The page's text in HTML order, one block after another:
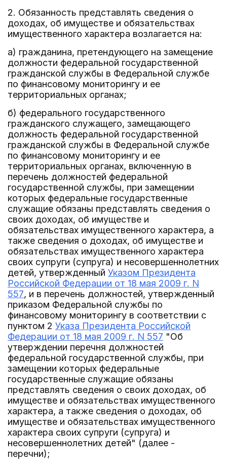
2. Обязанность представлять сведения о
доходах, об имуществе и обязательствах
имущественного характера возлагается на:
а) гражданина, претендующего на замещение
должности федеральной государственной
гражданской службы в Федеральной службе
по финансовому мониторингу и ее
территориальных органах;
б) федерального государственного
гражданского служащего, замещающего
должность федеральной государственной
гражданской службы в Федеральной службе
по финансовому мониторингу и ее
территориальных органах, включенную в
перечень должностей федеральной
государственной службы, при замещении
которых федеральные государственные
служащие обязаны представлять сведения о
своих доходах, об имуществе и
обязательствах имущественного характера, а
также сведения о доходах, об имуществе и
обязательствах имущественного характера
своих супруги (супруга) и несовершеннолетних
детей, утвержденный Указом Президента
Российской Федерации от 18 мая 2009 г. N
557, и в перечень должностей, утвержденный
приказом Федеральной службы по
финансовому мониторингу в соответствии с
пунктом 2 Указа Президента Российской
Федерации от 18 мая 2009 г. N 557 "Об
утверждении перечня должностей
федеральной государственной службы, при
замещении которых федеральные
государственные служащие обязаны
представлять сведения о своих доходах, об
имуществе и обязательствах имущественного
характера, а также сведения о доходах, об
имуществе и обязательствах имущественного
характера своих супруги (супруга) и
несовершеннолетних детей" (далее -
перечни);